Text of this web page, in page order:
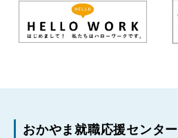
おかやま就職応援センター